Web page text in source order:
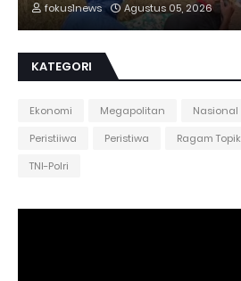
fokus1news Agustus 05, 2026
KATEGORI
Ekonomi Megapolitan Nasional
Peristiiwa
Peristiwa Ragam Topik
TNI-Polri